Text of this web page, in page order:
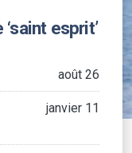
esprit’
août 26
janvier 11